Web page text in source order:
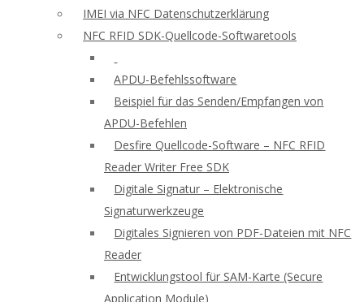
IMEI via NFC Datenschutzerklärung
NFC RFID SDK-Quellcode-Softwaretools
APDU-Befehlssoftware
Beispiel für das Senden/Empfangen von
APDU-Befehlen
Desfire Quellcode-Software – NFC RFID
Reader Writer Free SDK
Digitale Signatur – Elektronische
Signaturwerkzeuge
Digitales Signieren von PDF-Dateien mit NFC
Reader
Entwicklungstool für SAM-Karte (Secure
Application Module)